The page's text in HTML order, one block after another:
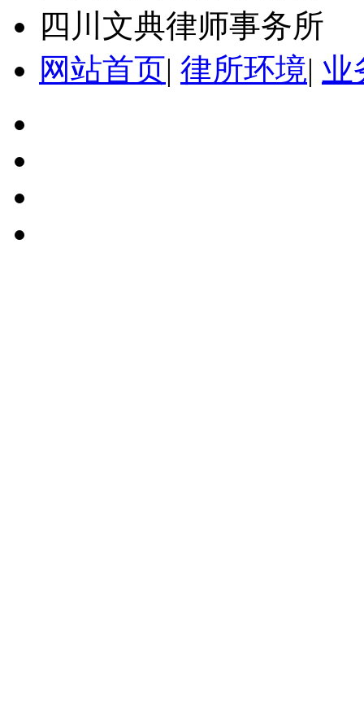
四川文典律师事务所
网站首页| 律所环境| 业